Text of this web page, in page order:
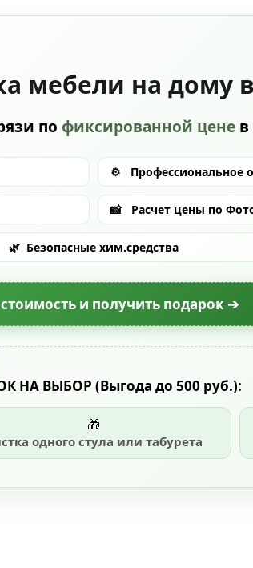
мебели на дому
по фиксированной цене в
⚙️ Профессиональное
📸 Расчет цены по
🌿 Безопасные хим.средства
и получить подарок ➔
НА ВЫБОР (Выгода до 500 руб.):
🎁
одного стула или табурета